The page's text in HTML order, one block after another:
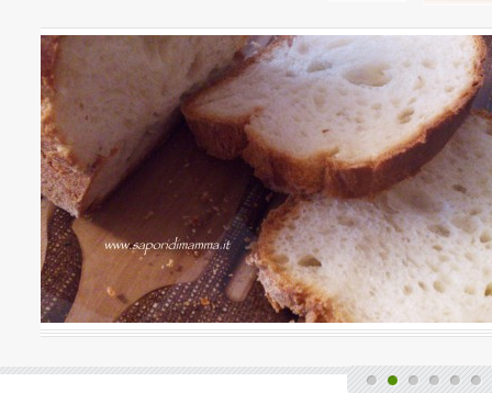
al Miele senza
Valutazione media: (0 / 5)
quindi finita la fatica del lavoro settimanale
di casa, mi dedico alla mia grande passione.
un panbrioche salutare per la ...